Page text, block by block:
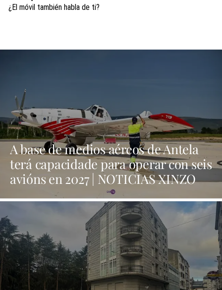
¿El móvil también habla de ti?
A base de medios aéreos de Antela
terá capacidade para operar con seis
avións en 2027 | NOTICIAS XINZO